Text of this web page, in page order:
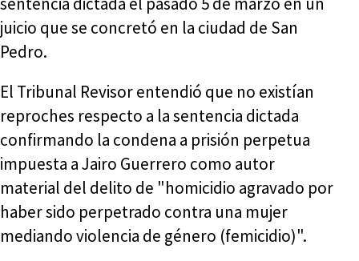
juicio que se concretó en la ciudad de San
Pedro.
El Tribunal Revisor entendió que no existían
reproches respecto a la sentencia dictada
confirmando la condena a prisión perpetua
impuesta a Jairo Guerrero como autor
material del delito de "homicidio agravado por
haber sido perpetrado contra una mujer
mediando violencia de género (femicidio)".